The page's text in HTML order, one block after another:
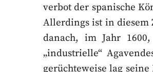
verbot der spanische
Allerdings ist in diesem
danach, im Jahr
„industrielle“
gerüchteweise lag